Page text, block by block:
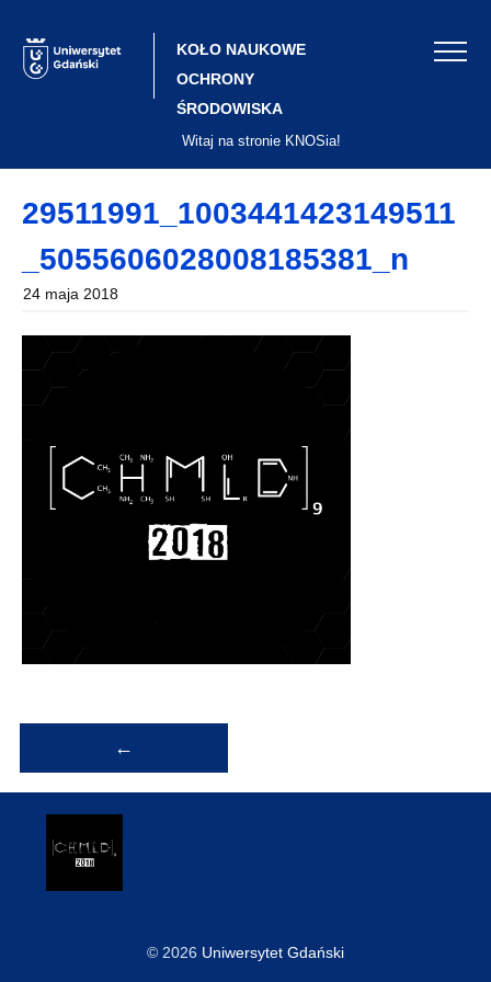
content
KOŁO NAUKOWE
OCHRONY
ŚRODOWISKA
Witaj na stronie KNOSia!
29511991_1003441423149511
_5055606028008185381_n
24 maja 2018
wpisu
←
© 2026 Uniwersytet Gdański